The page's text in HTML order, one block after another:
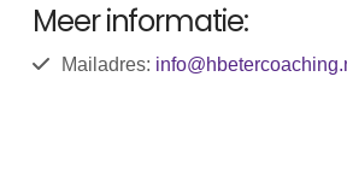
Meer informatie:
Mailadres: